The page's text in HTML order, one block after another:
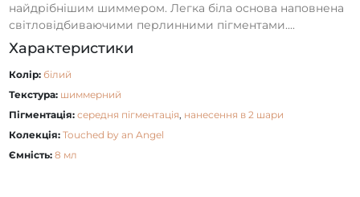
найдрібнішим шиммером. Легка біла основа наповнена
світловідбиваючими перлинними пігментами....
Характеристики
Колір: білий
Текстура: шиммерний
Пігментація: середня пігментація, нанесення в 2 шари
Колекція: Touched by an Angel
Ємність: 8 мл